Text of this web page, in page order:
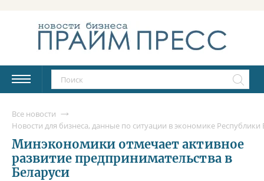
Все новости
Новости для бизнеса, данные по ситуации в экономике
Минэкономики отмечает активное
развитие предпринимательства в
Беларуси